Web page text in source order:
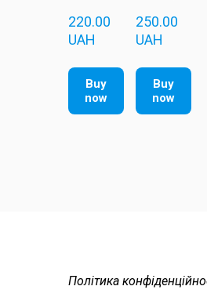
220.00
UAH
Buy
now
250.00
UAH
Buy
now
Політика